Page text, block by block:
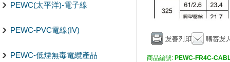
PEWC(太平洋)-電子線
PEWC-PVC電線(IV)
PEWC-低煙無毒電纜產品 商品編號: PEWC-FR4C-